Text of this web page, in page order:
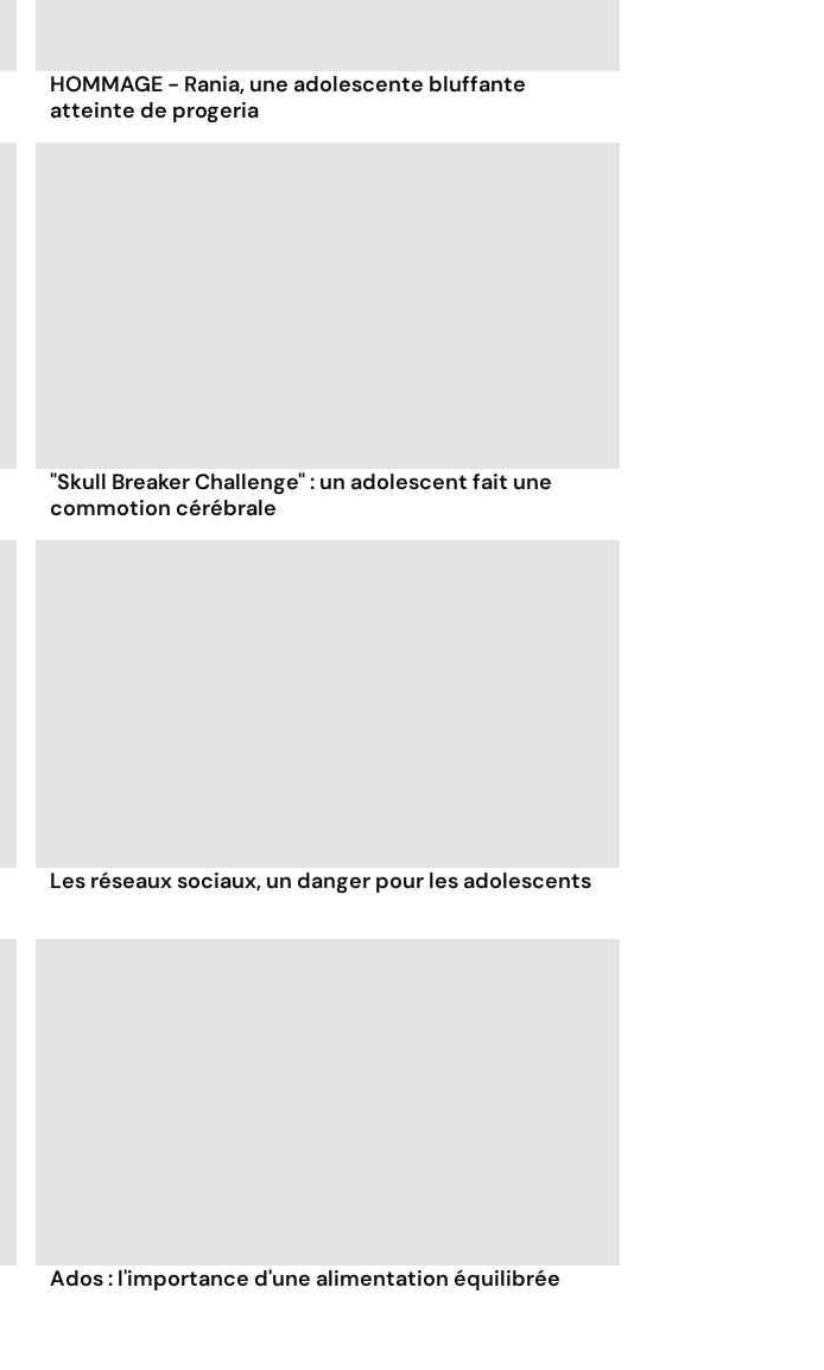
HOMMAGE - Rania, une adolescente bluffante
atteinte de progeria
"Skull Breaker Challenge" : un adolescent fait une
commotion cérébrale
Les réseaux sociaux, un danger pour les adolescents
Ados : l'importance d'une alimentation équilibrée